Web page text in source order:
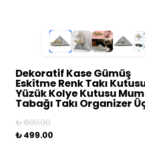
Dekoratif Kase Gümüş
Eskitme Renk Takı
Yüzük Kolye Kutusu Mum
Tabağı Takı Organizer
₺ 800.00
₺ 499.00